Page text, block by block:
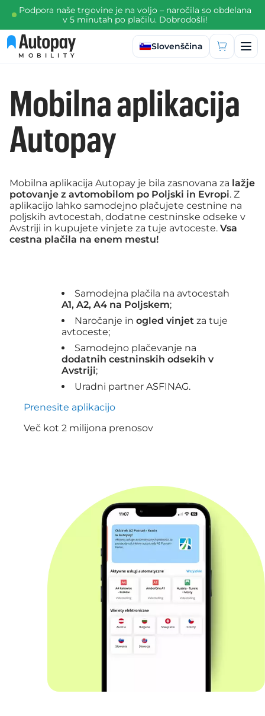
Podpora naše trgovine je na voljo – naročila so obdelana
v 5 minutah po plačilu. Dobrodošli!
MOBILITY
Izberi jezik
Slovenščina
Mobilna aplikacija
Autopay
Mobilna aplikacija Autopay je bila zasnovana za lažje
potovanje z avtomobilom po Poljski in Evropi. Z
aplikacijo lahko samodejno plačujete cestnine na
poljskih avtocestah, dodatne cestninske odseke v
Avstriji in kupujete vinjete za tuje avtoceste. Vsa
cestna plačila na enem mestu!
Samodejna plačila na avtocestah
A1, A2, A4 na Poljskem;
Naročanje in ogled vinjet za tuje
avtoceste;
Samodejno plačevanje na
dodatnih cestninskih odsekih v
Avstriji;
Uradni partner ASFINAG.
Prenesite aplikacijo
Več kot 2 milijona prenosov